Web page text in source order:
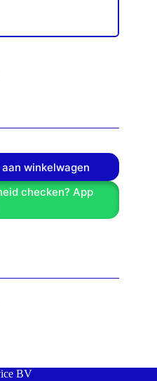
winkelwagen
checken? App
BV